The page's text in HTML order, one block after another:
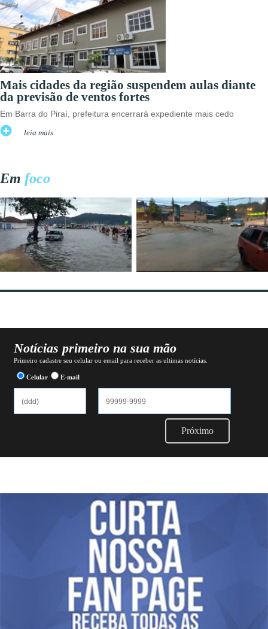
Mais cidades da região suspendem aulas diante
da previsão de ventos fortes
Em Barra do Piraí, prefeitura encerrará expediente mais cedo
leia mais
Em foco
Notícias primeiro na sua mão
Primeiro cadastre seu celular ou email para receber as ultimas notícias.
Celular E-mail
Próximo